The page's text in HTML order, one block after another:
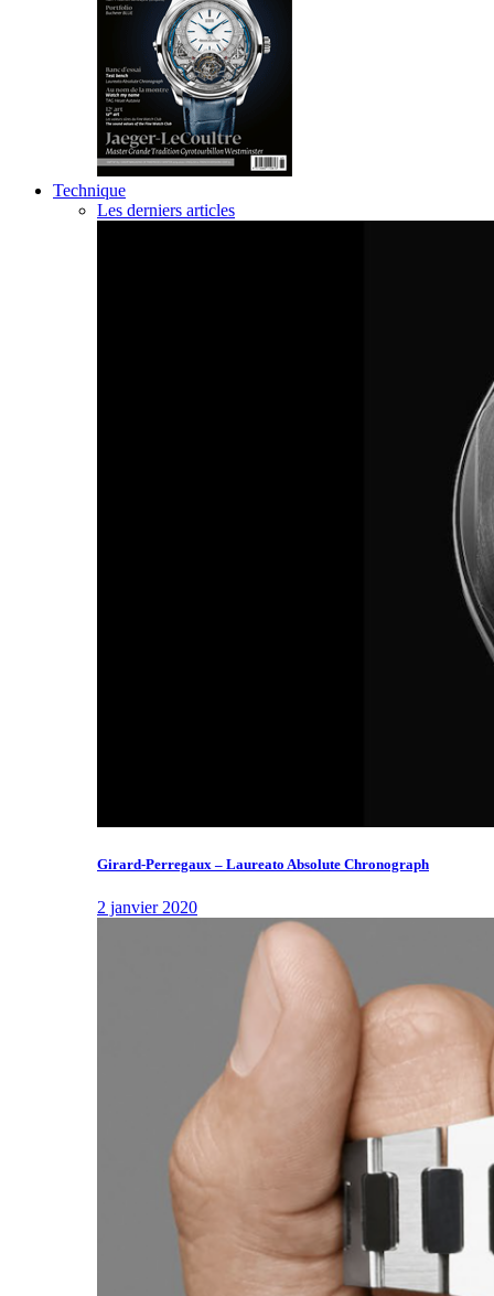
Technique
Les derniers articles
Girard-Perregaux – Laureato Absolute Chronograph
2 janvier 2020